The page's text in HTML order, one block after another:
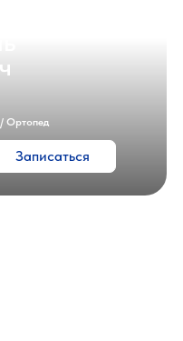
Ортопед
Записаться